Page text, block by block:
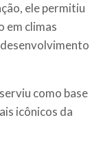
ele permitiu
em climas
como base
icônicos da